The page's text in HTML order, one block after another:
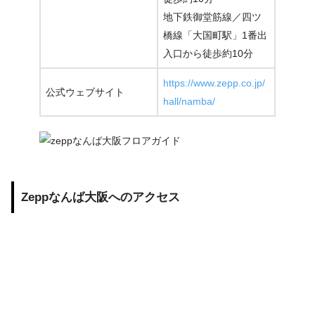
地下鉄御堂筋線／四ツ
橋線「大国町駅」1番出
入口から徒歩約10分
公式ウェブサイト
https://www.zepp.co.jp/
hall/namba/
Zeppなんば大阪へのアクセス